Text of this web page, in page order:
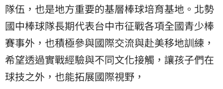
隊伍，也是地方重要的基層棒球培育基地。北勢
國中棒球隊長期代表台中市征戰各項全國青少棒
賽事外，也積極參與國際交流與赴美移地訓練，
希望透過實戰經驗與不同文化接觸，讓孩子們在
球技之外，也能拓展國際視野，